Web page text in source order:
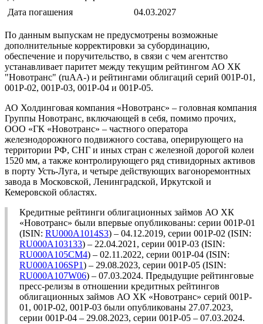
Дата погашения
04.03.2027
По данным выпускам не предусмотрены возможные
дополнительные корректировки за субординацию,
обеспечение и поручительство, в связи с чем агентство
устанавливает паритет между текущим рейтингом АО ХК
"Новотранс" (ruAА-) и рейтингами облигаций серий 001P-01,
001P-02, 001P-03, 001Р-04 и 001Р-05.
АО Холдинговая компания «Новотранс» – головная компания
Группы Новотранс, включающей в себя, помимо прочих,
ООО «ГК «Новотранс» – частного оператора
железнодорожного подвижного состава, оперирующего на
территории РФ, СНГ и иных стран с железной дорогой колеи
1520 мм, а также контролирующего ряд стивидорных активов
в порту Усть-Луга, и четыре действующих вагоноремонтных
завода в Московской, Ленинградской, Иркутской и
Кемеровской областях.
Кредитные рейтинги облигационных займов АО ХК
«Новотранс» были впервые опубликованы: серии 001P-01
(ISIN: RU000A1014S3) – 04.12.2019, серии 001P-02 (ISIN:
RU000A103133) – 22.04.2021, серии 001P-03 (ISIN:
RU000A105CM4) – 02.11.2022, серии 001P-04 (ISIN:
RU000A106SP1) – 29.08.2023, серии 001P-05 (ISIN:
RU000A107W06) – 07.03.2024. Предыдущие рейтинговые
пресс-релизы в отношении кредитных рейтингов
облигационных займов АО ХК «Новотранс» серий 001P-
01, 001P-02, 001P-03 были опубликованы 27.07.2023,
серии 001P-04 – 29.08.2023, серии 001Р-05 – 07.03.2024.